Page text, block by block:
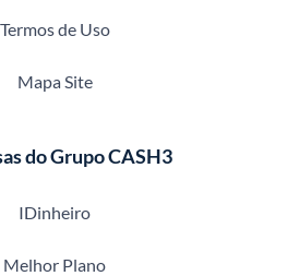
Termos de Uso
Mapa Site
do Grupo CASH3
IDinheiro
Melhor Plano